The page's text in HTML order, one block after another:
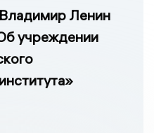
Владимир Ленин
учреждении